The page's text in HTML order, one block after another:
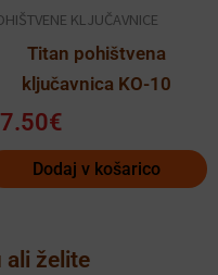
KLJUČAVNICE
Titan pohištvena
ključavnica KO-10
€
Dodaj v košarico
ali želite